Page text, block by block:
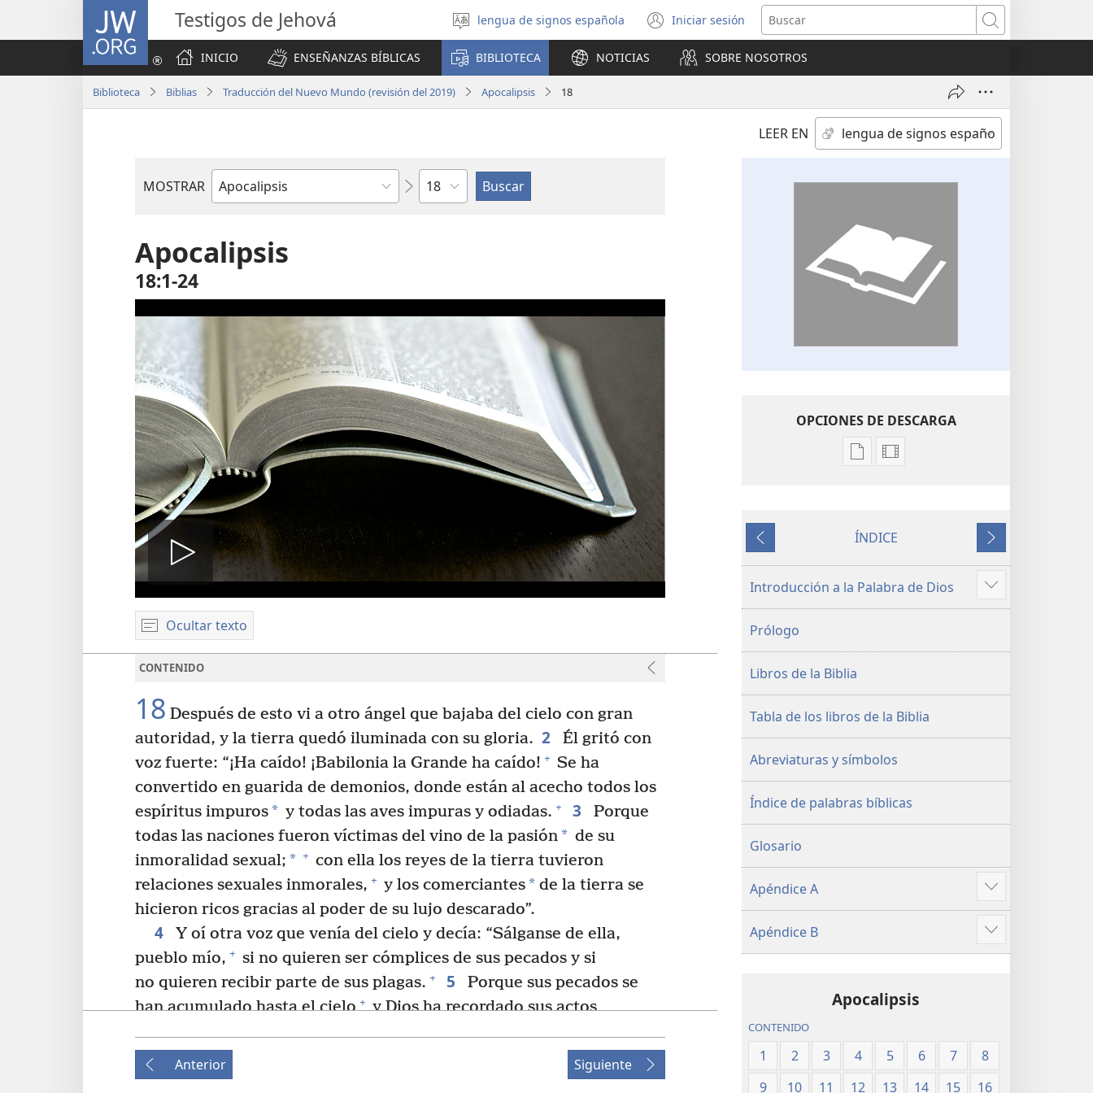
JW.ORG Testigos de Jehová
Seleccionar
idioma
lengua de signos española Iniciar sesión
(abre
una
nueva
ventana)
Buscar
INICIO
ENSEÑANZAS BÍBLICAS BIBLIOTECA NOTICIAS SOBRE NOSOTROS
Biblioteca Biblias Traducción del Nuevo Mundo (revisión del 2019) Apocalipsis 18
LEER EN
MOSTRAR
Libro
la
Biblia
Capítulo
Apocalipsis
18:1-24
Reproducir
video
Ocultar texto
CONTENIDO
18 Después de esto vi a otro ángel que bajaba del cielo con gran
autoridad, y la tierra quedó iluminada con su gloria. 2
Él gritó con
voz fuerte: “¡Ha caído! ¡Babilonia la Grande ha caído! + Se ha
convertido en guarida de demonios, donde están al acecho todos los
espíritus impuros* y todas las aves impuras y odiadas. + 3
Porque
todas las naciones fueron víctimas del vino de la pasión* de su
inmoralidad sexual; * + con ella los reyes de la tierra tuvieron
relaciones sexuales inmorales, + y los comerciantes* de la tierra se
hicieron ricos gracias al poder de su lujo descarado”.
4
Y oí otra voz que venía del cielo y decía: “Sálganse de ella,
pueblo mío, + si no quieren ser cómplices de sus pecados y si
no quieren recibir parte de sus plagas. + 5
Porque sus pecados se
han acumulado hasta el cielo + y Dios ha recordado sus actos
doble de las cosas que ha hecho.
en la que ella preparó
la bebida, prepárenle el doble de bebida.
Denle tormento y
Anterior Siguiente
OPCIONES DE DESCARGA
Opciones
publicaciones
Biblia.
Traducción
Mundo
del
2019)
Opciones
video
Biblia.
Traducción
Mundo
del
2019)
Anterior
ÍNDICE
Siguiente
Introducción a la Palabra de Dios
Mostrar
más
Prólogo
Libros de la Biblia
Tabla de los libros de la Biblia
Abreviaturas y símbolos
Índice de palabras bíblicas
Glosario
Apéndice A
Mostrar
más
Apéndice B
Mostrar
más
Apocalipsis
CONTENIDO
1 2 3 4 5 6 7
8
9
10 11 12 13 14 15
16